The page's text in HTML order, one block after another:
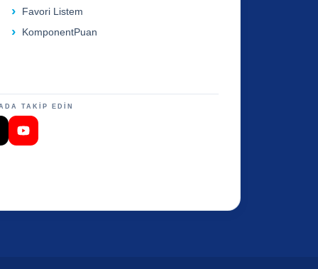
Favori Listem
KomponentPuan
TAKİP EDİN